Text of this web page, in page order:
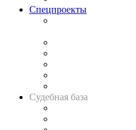
Спецпроекты
Судебная база